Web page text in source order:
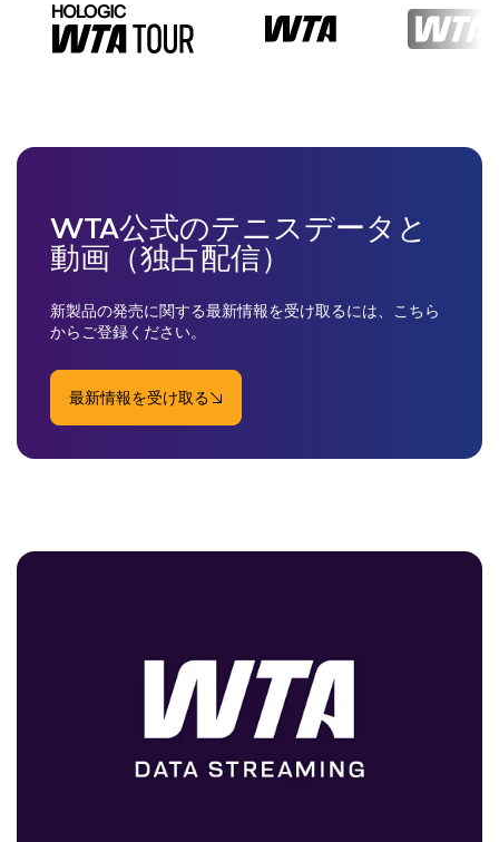
WTA公式のテニスデータと
動画（独占配信）
新製品の発売に関する最新情報を受け取るには、こちら
からご登録ください。
最新情報を受け取る